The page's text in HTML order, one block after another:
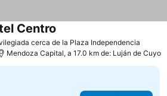
cerca de la Plaza Independencia
Centro
Mendoza Capital, a 17.0 km de: Luján de Cuyo